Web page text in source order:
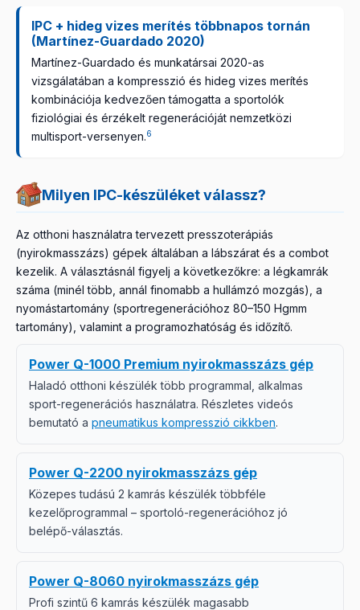
IPC + hideg vizes merítés többnapos tornán
(Martínez-Guardado 2020)
Martínez-Guardado és munkatársai 2020-as
vizsgálatában a kompresszió és hideg vizes merítés
kombinációja kedvezően támogatta a sportolók
fiziológiai és érzékelt regenerációját nemzetközi
multisport-versenyen.6
Milyen IPC-készüléket válassz?
Az otthoni használatra tervezett presszoterápiás
(nyirokmasszázs) gépek általában a lábszárat és a combot
kezelik. A választásnál figyelj a következőkre: a légkamrák
száma (minél több, annál finomabb a hullámzó mozgás), a
nyomástartomány (sportregenerációhoz 80–150 Hgmm
tartomány), valamint a programozhatóság és időzítő.
Power Q-1000 Premium nyirokmasszázs gép
Haladó otthoni készülék több programmal, alkalmas
sport-regenerációs használatra. Részletes videós
bemutató a pneumatikus kompresszió cikkben.
Power Q-2200 nyirokmasszázs gép
Közepes tudású 2 kamrás készülék többféle
kezelőprogrammal – sportoló-regenerációhoz jó
belépő-választás.
Power Q-8060 nyirokmasszázs gép
Profi szintű 6 kamrás készülék magasabb